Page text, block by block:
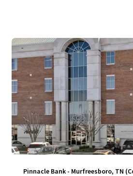
Pinnacle Bank - Murfreesboro, TN